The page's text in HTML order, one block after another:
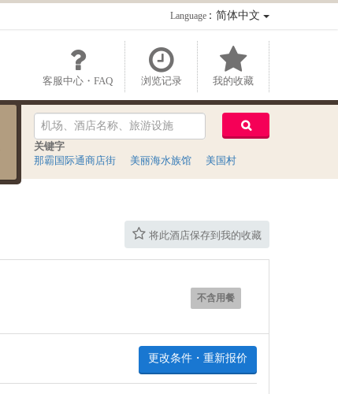
Language：简体中文
客服中心・FAQ 浏览记录 我的收藏
关键字
那霸国际通商店街
美丽海水族馆 美国村
将此酒店保存到我的收藏
不含用餐
更改条件・重新报价